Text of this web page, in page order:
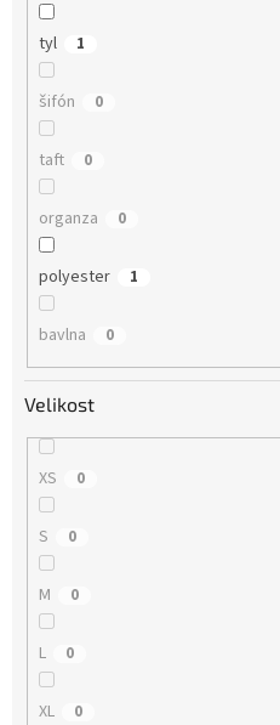
tyl 1
šifón 0
taft 0
organza 0
polyester 1
bavlna 0
Velikost
XS 0
S 0
M 0
L 0
XL 0